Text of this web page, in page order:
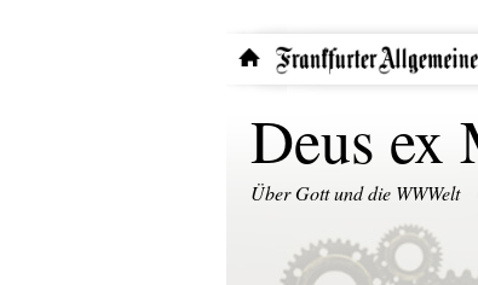
Deus ex
Über Gott und die WWWelt